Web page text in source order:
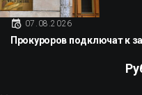
07.08.2026
Прокуроров подключат к